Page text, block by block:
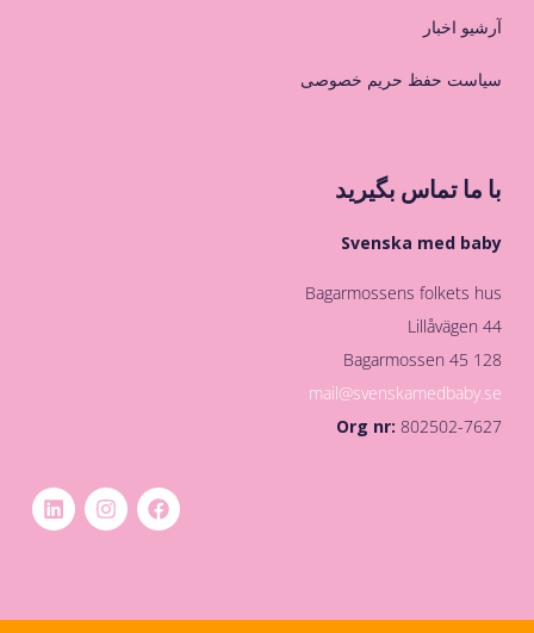
آرشیو اخبار
سیاست حفظ حریم خصوصی
با ما تماس بگیرید
Svenska med baby
Bagarmossens folkets hus
Lillåvägen 44
128 45 Bagarmossen
mail@svenskamedbaby.se
Org nr:802502-7627